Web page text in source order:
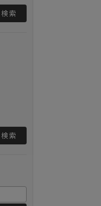
検索
検索